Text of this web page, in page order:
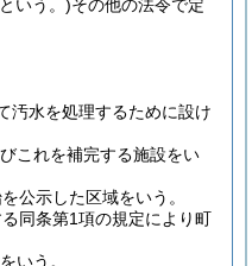
いう。)その他の法令で定
汚水を処理するために設け
これを補完する施設をい
公示した区域をいう。
同条第1項の規定により町
いう。